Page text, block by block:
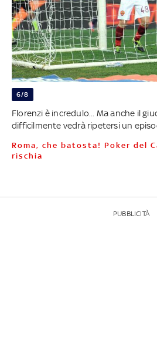
6/8
Florenzi è incredulo... Ma anche il
difficilmente vedrà ripetersi un
Roma, che batosta! Poker del Cagliari: Zeman
rischia
PUBBLICITÀ